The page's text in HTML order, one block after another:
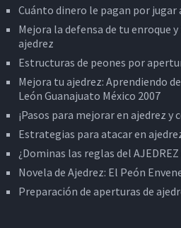
Cuánto dinero le pagan por jugar
Mejora la defensa de tu enroque
ajedrez
Estructuras de peones por
Mejora tu ajedrez: Aprendiendo
León Guanajuato México 2007
¡Pasos para mejorar en ajedrez
Estrategias para atacar en
¿Dominas las reglas del
Novela de Ajedrez: El Peón
Preparación de aperturas de